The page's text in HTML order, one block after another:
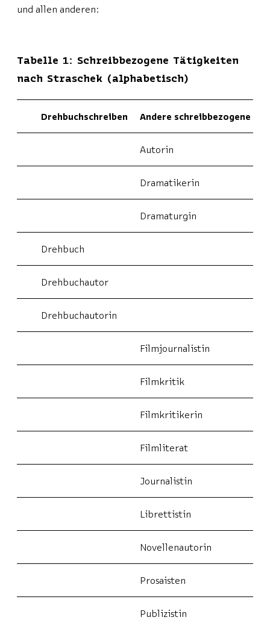
und allen anderen:
Tabelle 1: Schreibbezogene Tätigkeiten
nach Straschek (alphabetisch)
Drehbuchschreiben Andere schreibbezogene
Autorin
Dramatikerin
Dramaturgin
Drehbuch
Drehbuchautor
Drehbuchautorin
Filmjournalistin
Filmkritik
Filmkritikerin
Filmliterat
Journalistin
Librettistin
Novellenautorin
Prosaisten
Publizistin